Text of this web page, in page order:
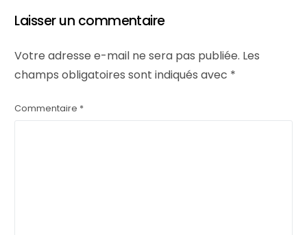
Laisser un commentaire
Votre adresse e-mail ne sera pas publiée. Les
champs obligatoires sont indiqués avec *
Commentaire *